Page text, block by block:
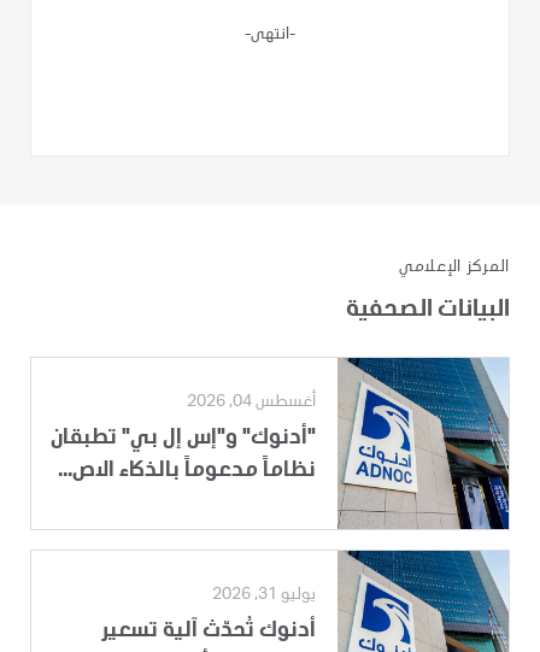
-انتهى-
المركز الإعلامي
البيانات الصحفية
أغسطس 04, 2026
"أدنوك" و"إس إل بي" تطبقان
نظاماً مدعوماً بالذكاء الاص...
يوليو 31, 2026
أدنوك تُحدّث آلية تسعير